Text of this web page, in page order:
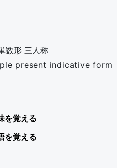
数形 三人称
present indicative form
を覚える
を覚える